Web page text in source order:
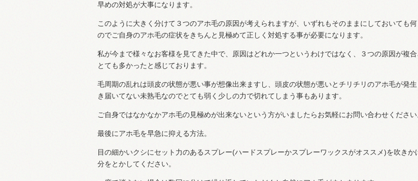
早めの対処が大事になります。
このように大きく分けて３つのアホ毛の原因が考えられますが、いずれもそのままにしておいても
のでご自身のアホ毛の症状をきちんと見極めて正しく対処する事が必要になります。
私が今まで様々なお客様を見てきた中で、原因はどれか一つというわけではなく、３つの原因が複
とても多かったと感じております。
毛周期の乱れは頭皮の状態が悪い事が想像出来ますし、頭皮の状態が悪いとチリチリのアホ毛が発
き届いてない未熟毛なのでとても弱く少しの力で切れてしまう事もあります。
ご自身ではなかなかアホ毛の見極めが出来ないという方がいましたらお気軽にお問い合わせください
最後にアホ毛を早急に抑える方法。
目の細かいクシにセット力のあるスプレー(ハードスプレーかスプレーワックスがオススメ)を吹きか
分をとかしてください。